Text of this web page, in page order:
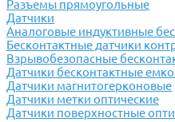
Разъемы прямоугольные
Датчики
Аналоговые индуктивные
Бесконтактные датчики
Взрывобезопасные
Датчики бесконтактные
Датчики магнитогерконовые
Датчики метки оптические
Датчики поверхностные